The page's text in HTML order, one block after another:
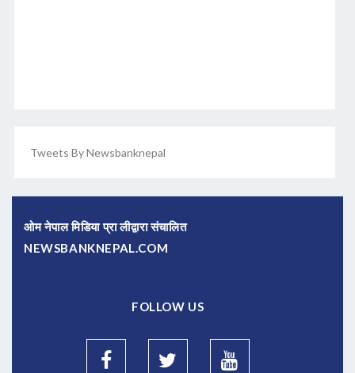
Tweets By Newsbanknepal
ओम नेपाल मिडिया प्रा लीद्वारा संचालित
NEWSBANKNEPAL.COM
FOLLOW US